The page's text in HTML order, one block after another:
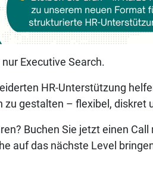
Executive Search.
HR-Unterstützung
zu gestalten – flexibel, diskret
Buchen Sie jetzt einen
auf das nächste Level